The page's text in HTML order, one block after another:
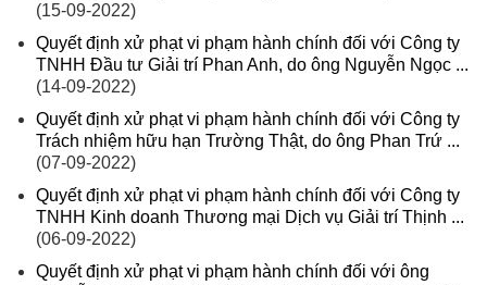
(15-09-2022)
Quyết định xử phạt vi phạm hành chính đối với Công ty
TNHH Đầu tư Giải trí Phan Anh, do ông Nguyễn Ngọc ...
(14-09-2022)
Quyết định xử phạt vi phạm hành chính đối với Công ty
Trách nhiệm hữu hạn Trường Thật, do ông Phan Trứ ...
(07-09-2022)
Quyết định xử phạt vi phạm hành chính đối với Công ty
TNHH Kinh doanh Thương mại Dịch vụ Giải trí Thịnh ...
(06-09-2022)
Quyết định xử phạt vi phạm hành chính đối với ông